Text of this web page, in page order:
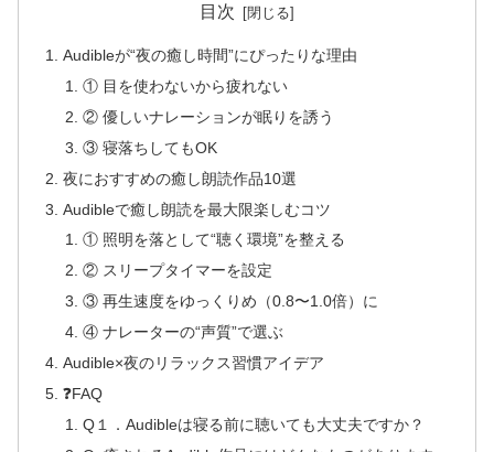
目次
Audibleが“夜の癒し時間”にぴったりな理由
① 目を使わないから疲れない
② 優しいナレーションが眠りを誘う
③ 寝落ちしてもOK
夜におすすめの癒し朗読作品10選
Audibleで癒し朗読を最大限楽しむコツ
① 照明を落として“聴く環境”を整える
② スリープタイマーを設定
③ 再生速度をゆっくりめ（0.8〜1.0倍）に
④ ナレーターの“声質”で選ぶ
Audible×夜のリラックス習慣アイデア
❓FAQ
Q１．Audibleは寝る前に聴いても大丈夫ですか？